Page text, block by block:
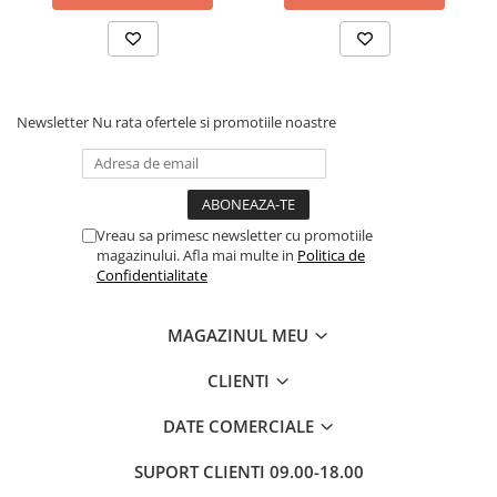
Dezvoltarea Afacerilor
Parenting & Familie
PSYCONNECT
Sexualitate
Istorie & Filosofie
Istorii Secrete
Casute de papusi si mobilier
Newsletter Nu rata ofertele si promotiile noastre
Vreau sa primesc newsletter cu promotiile
magazinului. Afla mai multe in Politica de
Confidentialitate
MAGAZINUL MEU
CLIENTI
DATE COMERCIALE
SUPORT CLIENTI 09.00-18.00